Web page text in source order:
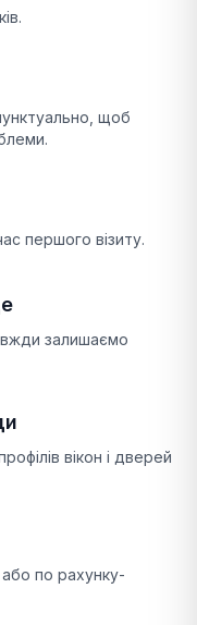
щоб
першого візиту.
залишаємо
вікон і дверей
по рахунку-